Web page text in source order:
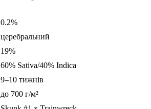
0.2%
церебральний
19%
60% Sativa/40% Indica
9–10 тижнів
до 700 г/м²